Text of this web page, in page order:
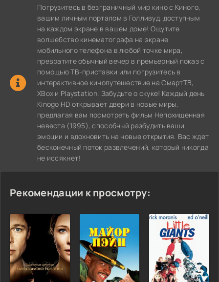
Погрузитесь в безграничный мир кино с Киного,
вашим личным порталом в Голливуд, доступным
на каждом экране в вашем доме! Ощутите
волшебство кинематографа на экране
мобильного телефона в любой точке мира,
превратите обычный вечер в премьерный показ с
помощью ТВ-приставки или погрузитесь в
интерактивное кинопутешествие на СмартТВ,
XBox и Playstation. Забудьте о скуке! Каждый день
Kinogo HD открывает двери в новые миры,
предлагая вам посмотреть фильм Непохищенная
невеста (1995), способный разбудить ваши
эмоции и вдохновить на новые открытия. Вас ждет
бесконечный поток развлечений, который никогда
не иссякнет!
Рекомендации к просмотру: